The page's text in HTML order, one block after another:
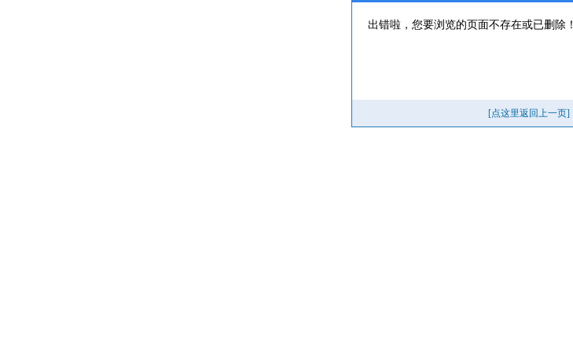
出错啦，您要浏览的页面不存在或已删除！
[点这里返回上一页]